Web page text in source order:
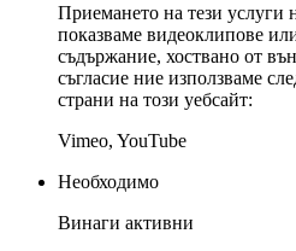
Приемането на тези услуги
показваме видеоклипове
съдържание, хоствано от
съгласие ние използваме
страни на този уебсайт:
Vimeo, YouTube
Необходимо
Винаги активни